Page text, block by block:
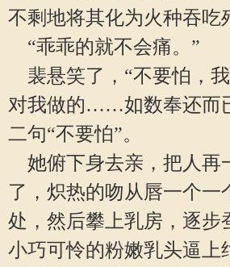
不剩地将其化为火种吞吃
“乖乖的就不会痛。”
裴悬笑了，“不要怕，
对我做的……如数奉还而
二句“不要怕”。
她俯下身去亲，把人再
了，炽热的吻从唇一个一
处，然后攀上乳房，逐步
小巧可怜的粉嫩乳头逼上